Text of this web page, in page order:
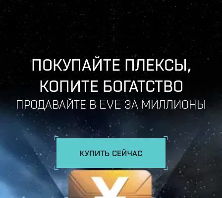
ПОКУПАЙТЕ ПЛЕКСЫ,
КОПИТЕ БОГАТСТВО
ПРОДАВАЙТЕ В EVE ЗА МИЛЛИОНЫ
КУПИТЬ СЕЙЧАС